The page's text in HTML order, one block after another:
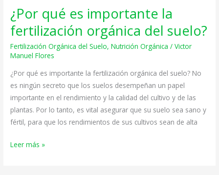
¿Por qué es importante la
fertilización orgánica del suelo?
Fertilización Orgánica del Suelo,Nutrición Orgánica /Victor
Manuel Flores
¿Por qué es importante la fertilización orgánica del suelo? No
es ningún secreto que los suelos desempeñan un papel
importante en el rendimiento y la calidad del cultivo y de las
plantas. Por lo tanto, es vital asegurar que su suelo sea sano y
fértil, para que los rendimientos de sus cultivos sean de alta
¿Por
qué
es
importante
la
fertilización
orgánica
del
suelo?
Leer más »